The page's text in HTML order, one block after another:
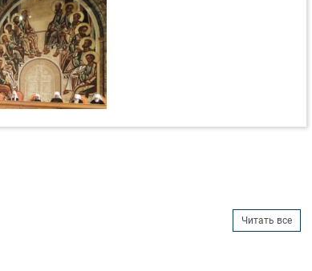
Читать все